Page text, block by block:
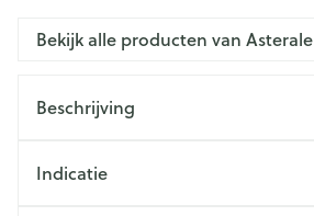
Bekijk alle producten van Asterale
Beschrijving
Indicatie